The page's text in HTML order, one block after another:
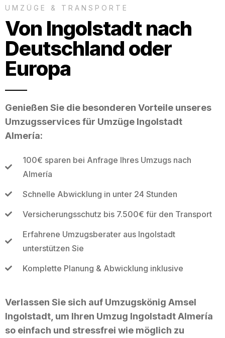
UMZÜGE & TRANSPORTE
Von Ingolstadt nach
Deutschland oder
Europa
Genießen Sie die besonderen Vorteile unseres
Umzugsservices für Umzüge Ingolstadt
Almería:
100€ sparen bei Anfrage Ihres Umzugs nach
Almería
Schnelle Abwicklung in unter 24 Stunden
Versicherungsschutz bis 7.500€ für den Transport
Erfahrene Umzugsberater aus Ingolstadt
unterstützen Sie
Komplette Planung & Abwicklung inklusive
Verlassen Sie sich auf Umzugskönig Amsel
Ingolstadt, um Ihren Umzug Ingolstadt Almería
so einfach und stressfrei wie möglich zu